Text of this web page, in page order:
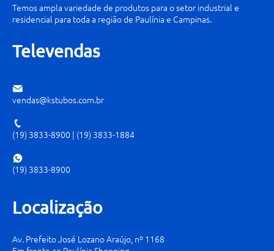
Temos ampla variedade de produtos para o setor industrial e
residencial para toda a região de Paulínia e Campinas.
Televendas
vendas@kstubos.com.br
(19) 3833-8900 | (19) 3833-1884
(19) 3833-8900
Localização
Av. Prefeito José Lozano Araújo, nº 1168